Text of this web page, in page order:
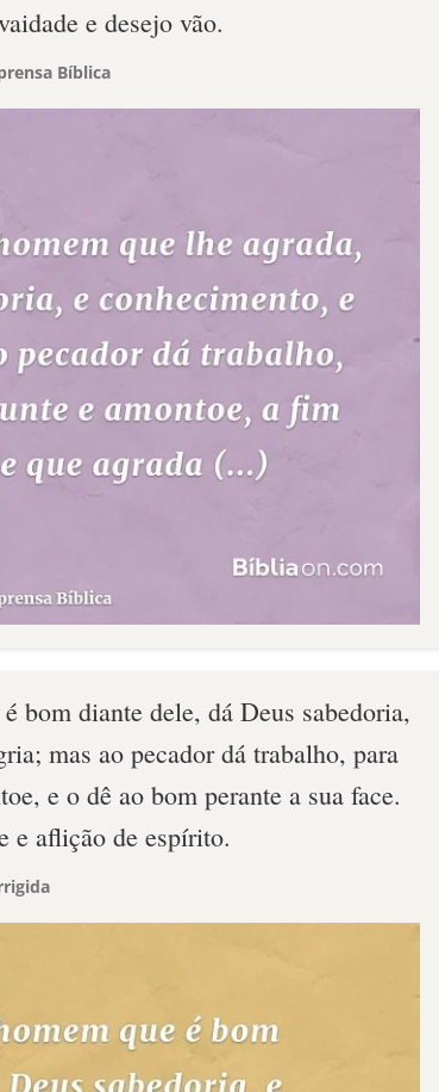
e desejo vão.
Bíblica
bom diante dele, dá Deus sabedoria,
mas ao pecador dá trabalho, para
e o dê ao bom perante a sua face.
e aflição de espírito.